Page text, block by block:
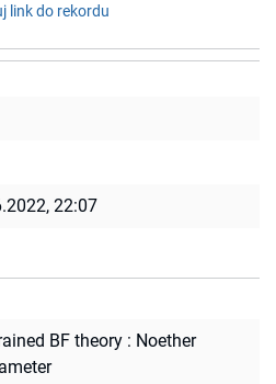
link do rekordu
22:07
BF theory : Noether